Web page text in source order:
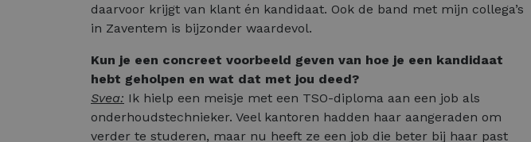
daarvoor krijgt van klant én kandidaat. Ook de band met mijn collega’s
in Zaventem is bijzonder waardevol.
Kun je een concreet voorbeeld geven van hoe je een kandidaat
hebt geholpen en wat dat met jou deed?
Svea: Ik hielp een meisje met een TSO-diploma aan een job als
onderhoudstechnieker. Veel kantoren hadden haar aangeraden om
verder te studeren, maar nu heeft ze een job die beter bij haar past